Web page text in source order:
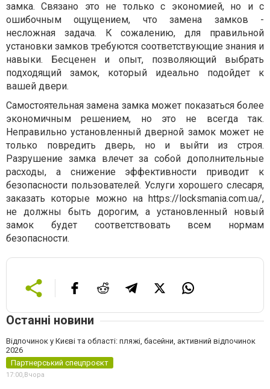
замка. Связано это не только с экономией, но и с
ошибочным ощущением, что замена замков -
несложная задача. К сожалению, для правильной
установки замков требуются соответствующие знания и
навыки. Бесценен и опыт, позволяющий выбрать
подходящий замок, который идеально подойдет к
вашей двери.
Самостоятельная замена замка может показаться более
экономичным решением, но это не всегда так.
Неправильно установленный дверной замок может не
только повредить дверь, но и выйти из строя.
Разрушение замка влечет за собой дополнительные
расходы, а снижение эффективности приводит к
безопасности пользователей. Услуги хорошего слесаря,
заказать которые можно на https://locksmania.com.ua/,
не должны быть дорогим, а установленный новый
замок будет соответствовать всем нормам
безопасности.
Останні новини
Відпочинок у Києві та області: пляжі, басейни, активний відпочинок
2026
Партнерський спецпроєкт
17:00,Вчора